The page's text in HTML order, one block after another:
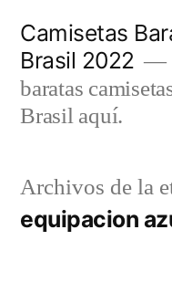
contenido
Camisetas
Brasil 2022
baratas
Brasil aquí.
Archivos de la
equipacion